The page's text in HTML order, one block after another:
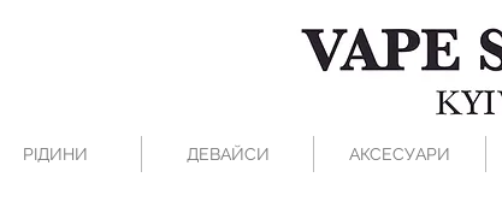
РІДИНИ ДЕВАЙСИ АКСЕСУАРИ